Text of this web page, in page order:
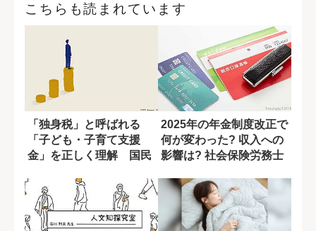
こちらも読まれています
「独身税」と呼ばれる
「子ども・子育て支援
金」を正しく理解 国民
2025年の年金制度改正で
何が変わった? 収入への
影響は? 社会保険労務士